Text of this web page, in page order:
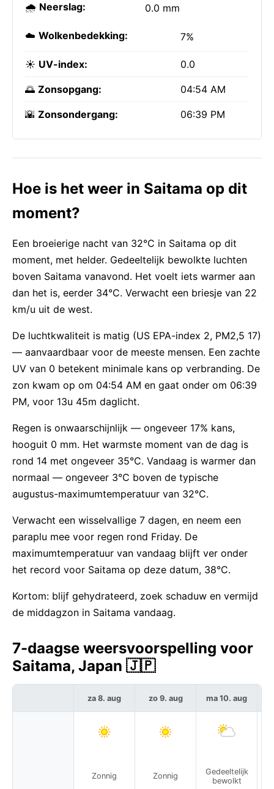
🌧️ Neerslag: 0.0 mm
☁️ Wolkenbedekking: 7%
☀️ UV-index: 0.0
🌅 Zonsopgang: 04:54 AM
🌇 Zonsondergang: 06:39 PM
Hoe is het weer in Saitama op dit
moment?
Een broeierige nacht van 32°C in Saitama op dit
moment, met helder. Gedeeltelijk bewolkte luchten
boven Saitama vanavond. Het voelt iets warmer aan
dan het is, eerder 34°C. Verwacht een briesje van 22
km/u uit de west.
De luchtkwaliteit is matig (US EPA-index 2, PM2,5 17)
— aanvaardbaar voor de meeste mensen. Een zachte
UV van 0 betekent minimale kans op verbranding. De
zon kwam op om 04:54 AM en gaat onder om 06:39
PM, voor 13u 45m daglicht.
Regen is onwaarschijnlijk — ongeveer 17% kans,
hooguit 0 mm. Het warmste moment van de dag is
rond 14 met ongeveer 35°C. Vandaag is warmer dan
normaal — ongeveer 3°C boven de typische
augustus-maximumtemperatuur van 32°C.
Verwacht een wisselvallige 7 dagen, en neem een
paraplu mee voor regen rond Friday. De
maximumtemperatuur van vandaag blijft ver onder
het record voor Saitama op deze datum, 38°C.
Kortom: blijf gehydrateerd, zoek schaduw en vermijd
de middagzon in Saitama vandaag.
7-daagse weersvoorspelling voor
Saitama, Japan 🇯🇵
za 8. aug
Zonnig
zo 9. aug
Zonnig
ma 10. aug
Gedeeltelijk
bewolkt